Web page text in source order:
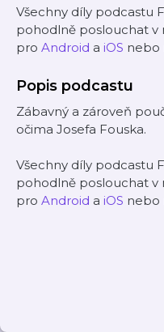
Všechny díly podcastu
pohodlně poslouchat v
pro Android a iOS nebo
Popis podcastu
Zábavný a zároveň
očima Josefa Fouska.
Všechny díly podcastu
pohodlně poslouchat v
pro Android a iOS nebo